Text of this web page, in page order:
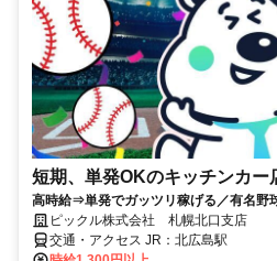
短期、単発OKのキッチンカー
高時給⇒単発でガッツリ稼げる／有名野
ピックル株式会社 札幌北口支店
交通・アクセス JR：北広島駅